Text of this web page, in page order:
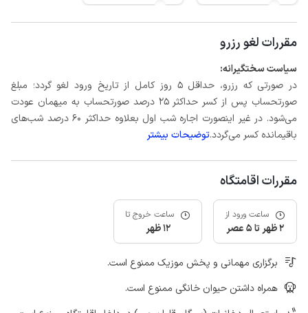
مقررات لغو رزرو
سیاست سختگیرانه:
در صورتی که رزرو، حداقل 5 روز کامل از تاریخ ورود لغو گردد؛ مبلغ
صورتحساب پس از کسر حداکثر 25 درصد صورتحساب به میهمان عودت
می‌شود. در غیر اینصورت اجاره شب اول بعلاوه حداکثر 60 درصد شب‌های
باقیمانده کسر می‌گردد.توضیحات بیشتر
مقررات اقامتگاه
ساعت ورود از
2 ظهر تا 5 عصر
ساعت خروج تا
12 ظهر
برگزاری مهمانی و پخش موزیک ممنوع است.
همراه داشتن حیوان خانگی ممنوع است.